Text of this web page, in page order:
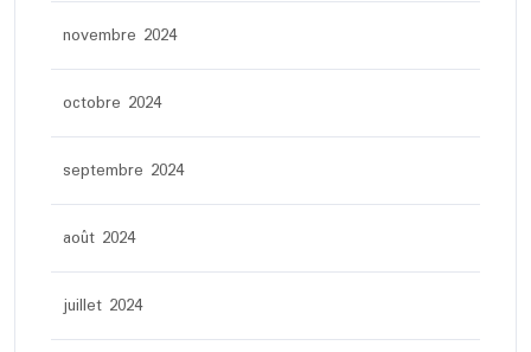
novembre 2024
octobre 2024
septembre 2024
août 2024
juillet 2024